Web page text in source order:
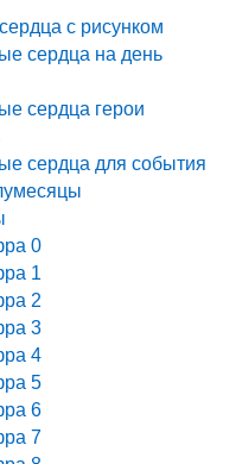
с рисунком
сердца на день
сердца герои
сердца для события
0
1
2
3
4
5
6
7